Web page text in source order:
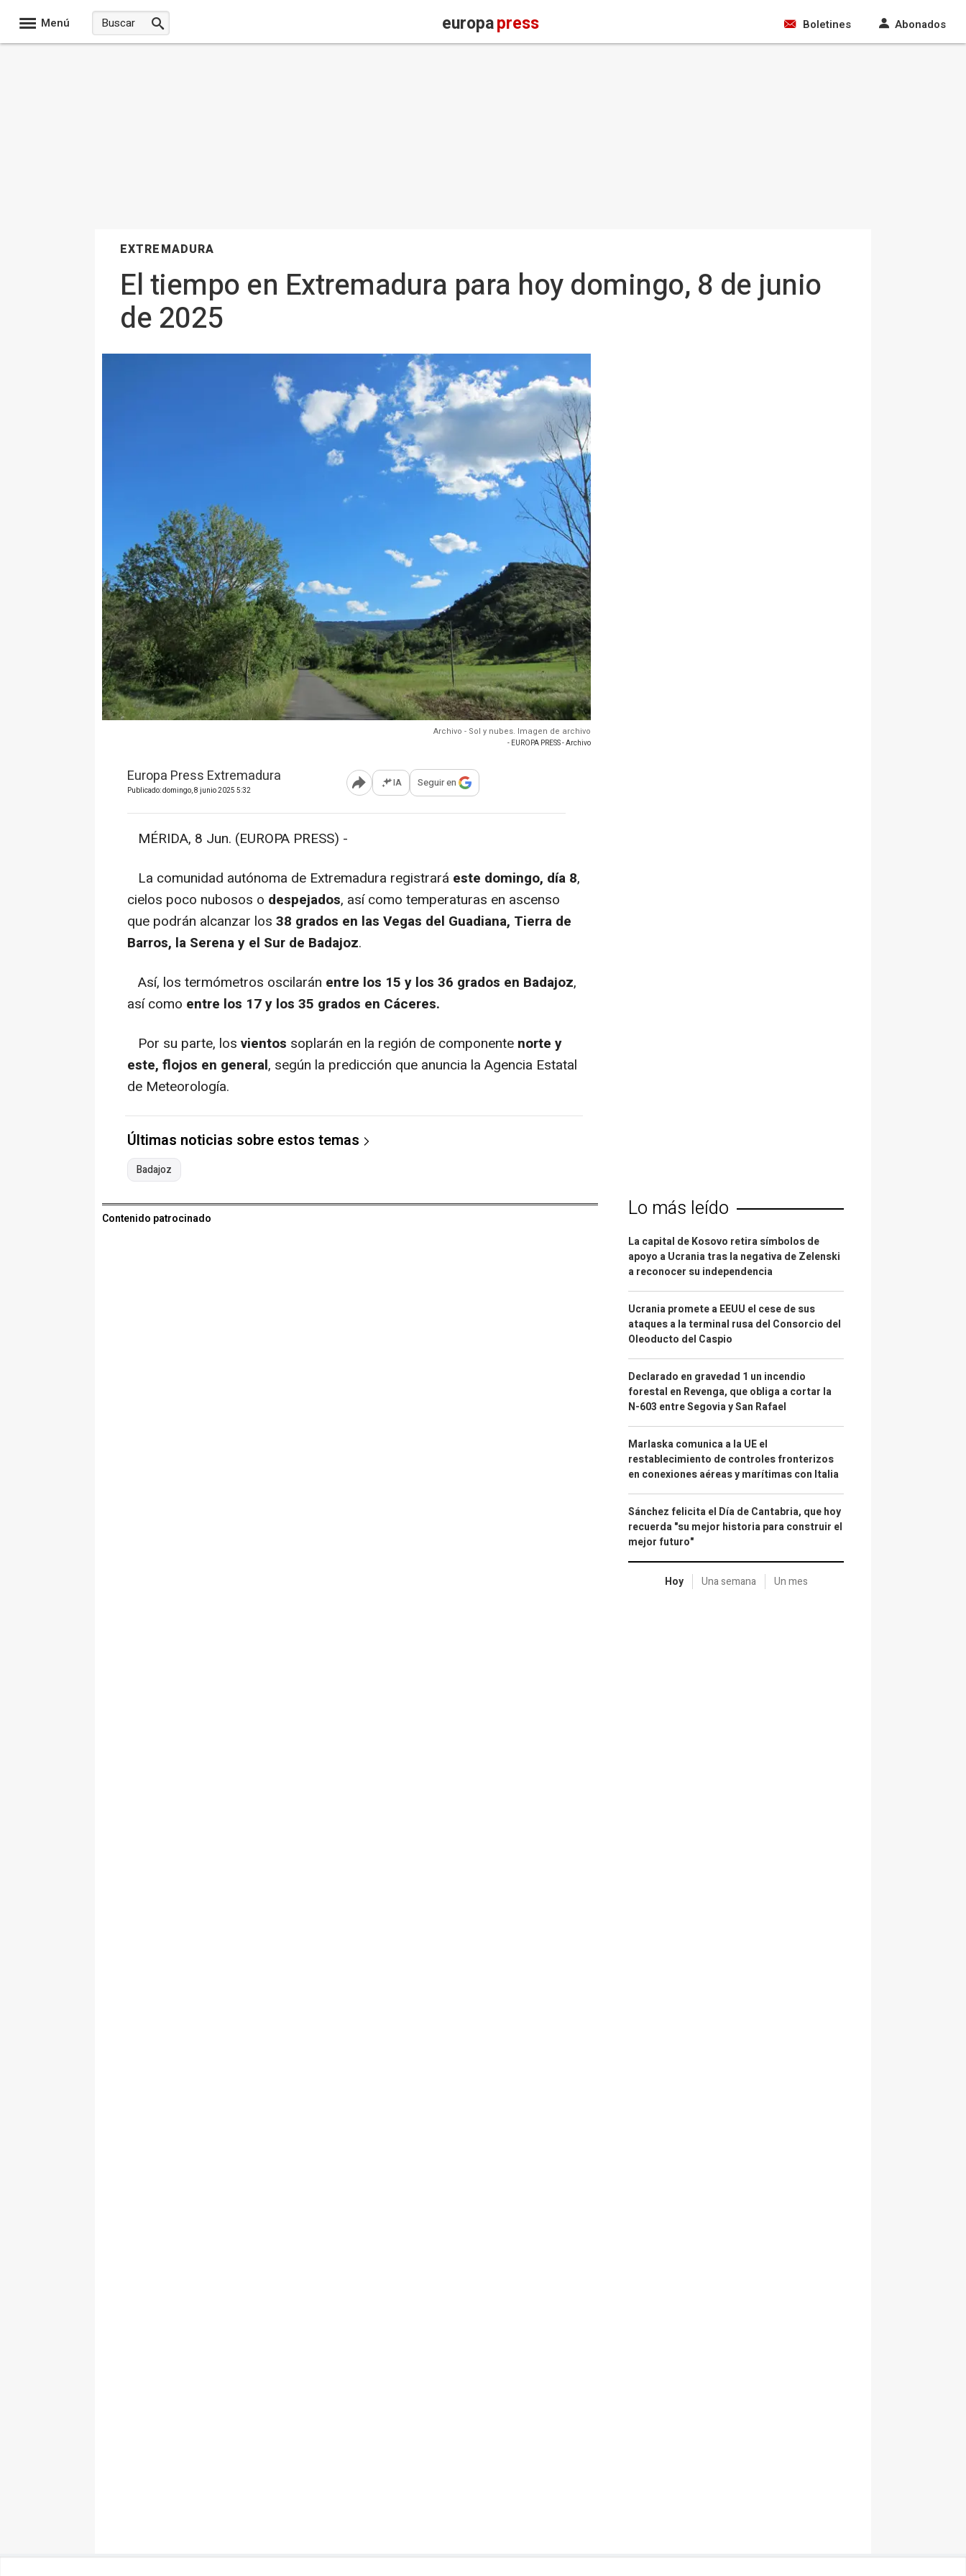
Menú europapress Boletines Abonados
EXTREMADURA
El tiempo en Extremadura para hoy domingo, 8 de junio
de 2025
Archivo - Sol y nubes. Imagen de archivo
- EUROPA PRESS - Archivo
Europa Press Extremadura
Publicado: domingo, 8 junio 2025 5:32 Abrir opciones para compartir
IA Seguir en
MÉRIDA, 8 Jun. (EUROPA PRESS) -
La comunidad autónoma de Extremadura registrará este domingo, día 8,
cielos poco nubosos o despejados, así como temperaturas en ascenso
que podrán alcanzar los 38 grados en las Vegas del Guadiana, Tierra de
Barros, la Serena y el Sur de Badajoz.
Así, los termómetros oscilarán entre los 15 y los 36 grados en Badajoz,
así como entre los 17 y los 35 grados en Cáceres.
Por su parte, los vientos soplarán en la región de componente norte y
este, flojos en general, según la predicción que anuncia la Agencia Estatal
de Meteorología.
Últimas noticias sobre estos temas
Badajoz
Contenido patrocinado Lo más leído
La capital de Kosovo retira símbolos de
apoyo a Ucrania tras la negativa de Zelenski
a reconocer su independencia
Ucrania promete a EEUU el cese de sus
ataques a la terminal rusa del Consorcio del
Oleoducto del Caspio
Declarado en gravedad 1 un incendio
forestal en Revenga, que obliga a cortar la
N-603 entre Segovia y San Rafael
Marlaska comunica a la UE el
restablecimiento de controles fronterizos
en conexiones aéreas y marítimas con Italia
Sánchez felicita el Día de Cantabria, que hoy
recuerda "su mejor historia para construir el
mejor futuro"
Hoy Una semana Un mes